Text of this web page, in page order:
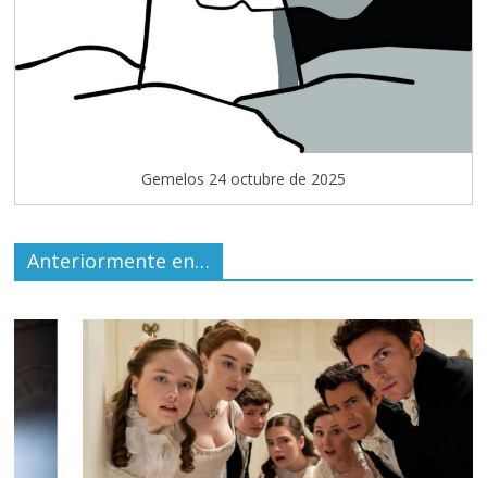
Gemelos 24 octubre de 2025
Anteriormente en…